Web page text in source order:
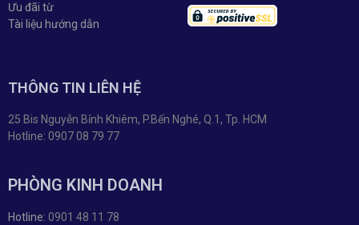
Ưu đãi từ
Tài liệu hướng dẫn
THÔNG TIN LIÊN HỆ
25 Bis Nguyễn Bỉnh Khiêm, P.Bến Nghé, Q.1, Tp. HCM
Hotline: 0907 08 79 77
PHÒNG KINH DOANH
Hotline: 0901 48 11 78